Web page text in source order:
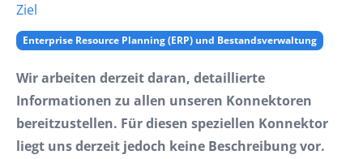
Ziel
Enterprise Resource Planning (ERP) und Bestandsverwaltung
Wir arbeiten derzeit daran, detaillierte
Informationen zu allen unseren Konnektoren
bereitzustellen. Für diesen speziellen Konnektor
liegt uns derzeit jedoch keine Beschreibung vor.